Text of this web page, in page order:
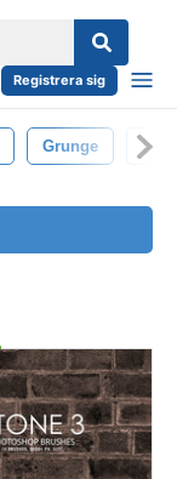
Registrera sig
Grunge